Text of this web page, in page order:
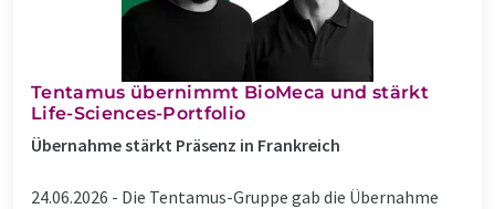
Tentamus übernimmt BioMeca und stärkt
Life-Sciences-Portfolio
Übernahme stärkt Präsenz in Frankreich
24.06.2026 - Die Tentamus-Gruppe gab die Übernahme